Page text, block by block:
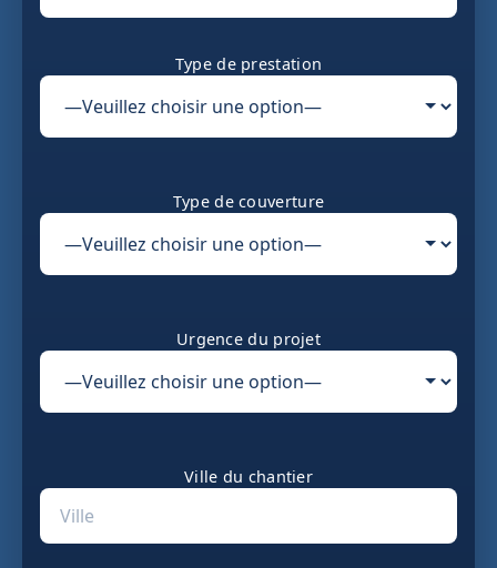
Type de prestation
Type de couverture
Urgence du projet
Ville du chantier